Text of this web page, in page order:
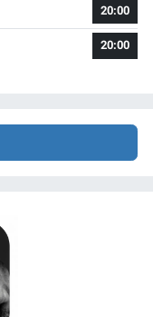
20:00
20:00